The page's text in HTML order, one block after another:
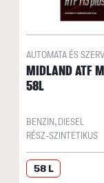
AUTOMATA ÉS
MIDLAND ATF
58L
BENZIN, DIESEL
RÉSZ-SZINTETIKUS
58 L